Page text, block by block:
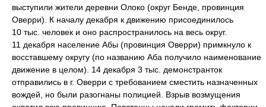
выступили жители деревни Олоко (округ Бенде, провинция
Оверри). К началу декабря к движению присоединилось
10 тыс. человек и оно распространилось на весь округ.
11 декабря население Абы (провинция Оверри) примкнуло к
восставшему округу (по названию Аба получило наименование
движение в целом). 14 декабря 3 тыс. демонстранток
отправились в г. Оверри с требованием сместить назначенных
вождей, но были разогнаны полицией. Взрыв возмущения